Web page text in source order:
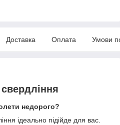
Доставка Оплата Умови
недорого?
ідеально підійде для вас.